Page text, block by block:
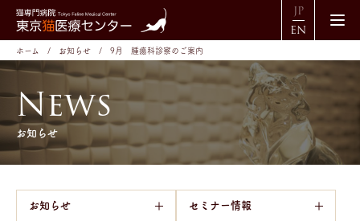
JP
EN
News
お知らせ
ホーム お知らせ 9月 腫瘍科診察のご案内
お知らせ セミナー情報